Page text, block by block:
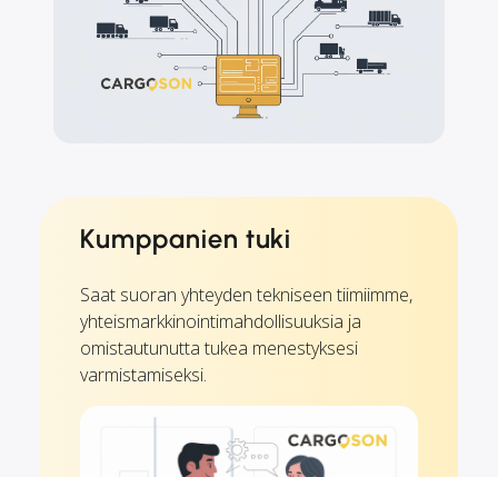
Kumppanien tuki
Saat suoran yhteyden tekniseen tiimiimme,
yhteismarkkinointimahdollisuuksia ja
omistautunutta tukea menestyksesi
varmistamiseksi.